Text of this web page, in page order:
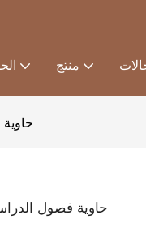
منتج
حاوية فصول